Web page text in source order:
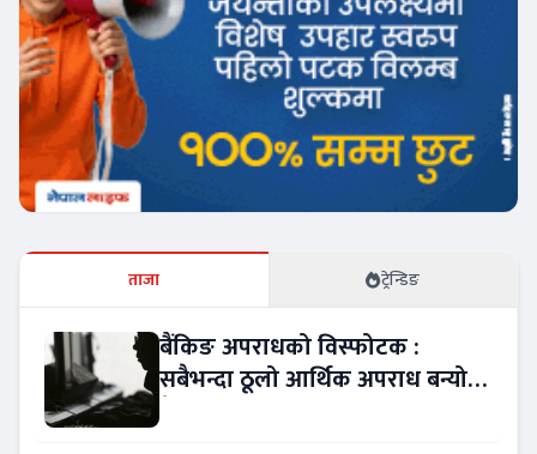
ताजा ट्रेन्डिङ
बैंकिङ अपराधको विस्फोटक :
सबैभन्दा ठूलो आर्थिक अपराध बन्यो